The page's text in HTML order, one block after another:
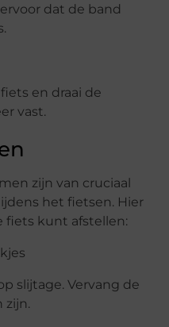
dat de band
en draai de
vast.
zijn van cruciaal
het fietsen. Hier
fiets kunt afstellen:
slijtage. Vervang de
zijn.